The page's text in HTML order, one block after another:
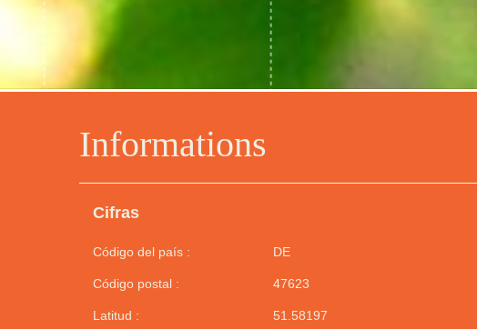
Informations
Cifras
Código del país : DE
Código postal : 47623
Latitud : 51.58197